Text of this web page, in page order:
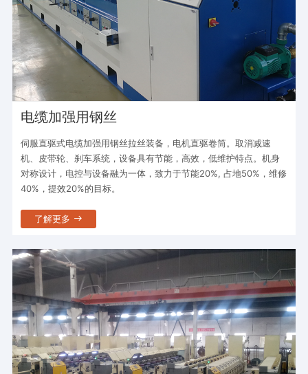
电缆加强用钢丝
伺服直驱式电缆加强用钢丝拉丝装备，电机直驱卷筒。取消减速
机、皮带轮、刹车系统，设备具有节能，高效，低维护特点。机身
对称设计，电控与设备融为一体，致力于节能20%, 占地50%，维修
40%，提效20%的目标。
了解更多